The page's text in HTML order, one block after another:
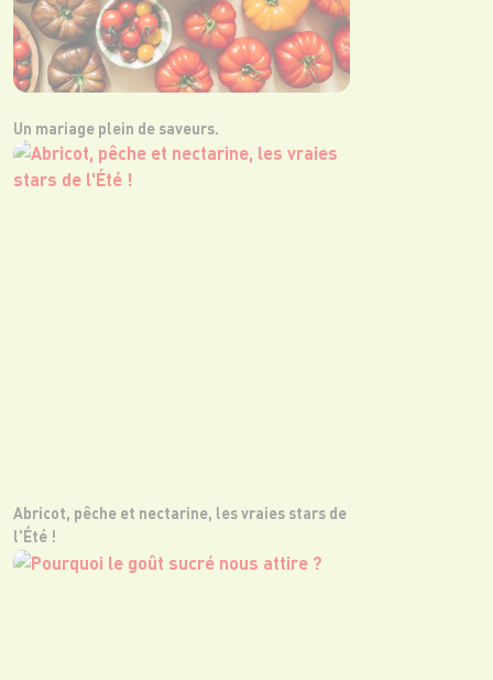
Un mariage plein de saveurs.
Abricot, pêche et nectarine, les vraies stars de
l'Été !